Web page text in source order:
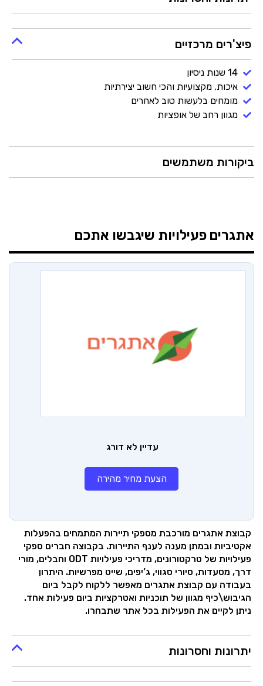
פיצ'רים מרכזיים
14 שנות ניסיון
איכות, מקצועיות והכי חשוב יצירתיות
מומחים בלעשות טוב לאחרים
מגוון רחב של אופציות
ביקורות משתמשים
אתגרים פעילויות שיגבשו אתכם
עדיין לא דורג
הצעת מחיר מהירה
קבוצת אתגרים מורכבת מספקי תיירות המתמחים בהפעלות
אקטיביות ובמתן מענה לענף התיירות. בקבוצה חברים ספקי
פעילויות של טרקטורונים, מדריכי פעילויות ODT וחבלים, מורי
דרך, מסעדות, סיורי סגווי, ג’יפים, שייט מפרשיות. היתרון
בעבודה עם קבוצת אתגרים מאפשר ללקוח לקבל ביום
הגיבוש\כיף מגוון של תוכניות ואטרקציות ביום פעילות אחד.
ניתן לקיים את הפעילות בכל אתר שתבחרו.
יתרונות וחסרונות